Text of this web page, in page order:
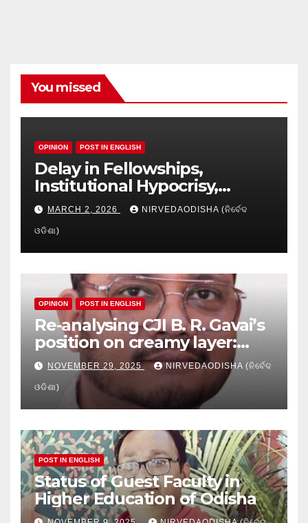
You missed
OPINION POST IN ENGLISH
Delay in Fellowships,
Institutional Hypocrisy,
Research setbacks: A Hidden
Crisis in Odisha’s Higher
Education
MARCH 2, 2026 NIRVEDAODISHA (ନିର୍ବେଦ
ଓଡିଶା)
OPINION POST IN ENGLISH
Re-analysing CJI B. R. Gavai’s
position on creamy layer:
Issues and implication
NOVEMBER 29, 2025 NIRVEDAODISHA (ନିର୍ବେଦ
ଓଡିଶା)
POST IN ENGLISH
Status of Guest Faculty in
Higher Education of Odisha